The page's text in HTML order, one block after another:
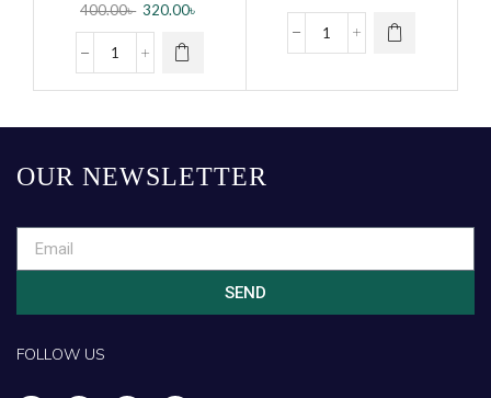
400.00৳ 320.00৳
OUR NEWSLETTER
SEND
FOLLOW US